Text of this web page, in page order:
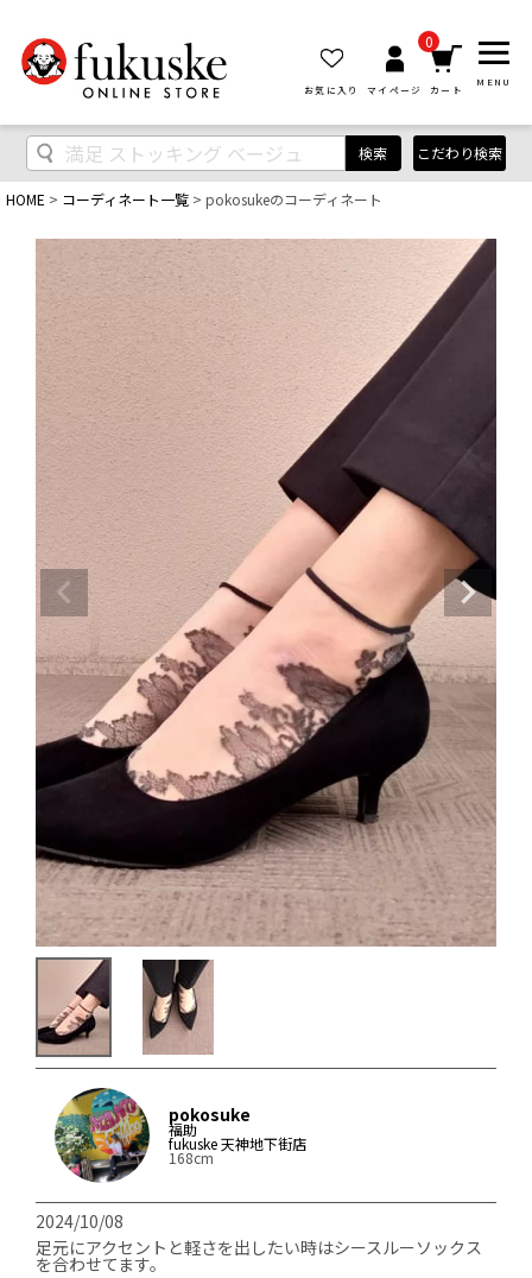
お気に入り マイページ
0
カート
MENU
検索 こだわり検索
HOME コーディネート一覧 pokosukeのコーディネート
pokosuke
福助
fukuske 天神地下街店
168cm
2024/10/08
足元にアクセントと軽さを出したい時はシースルーソックス
を合わせてます。